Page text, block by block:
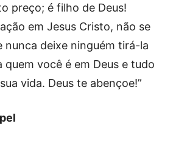
preço; é filho de Deus!
em Jesus Cristo, não se
nunca deixe ninguém tirá-la
quem você é em Deus e tudo
vida. Deus te abençoe!”